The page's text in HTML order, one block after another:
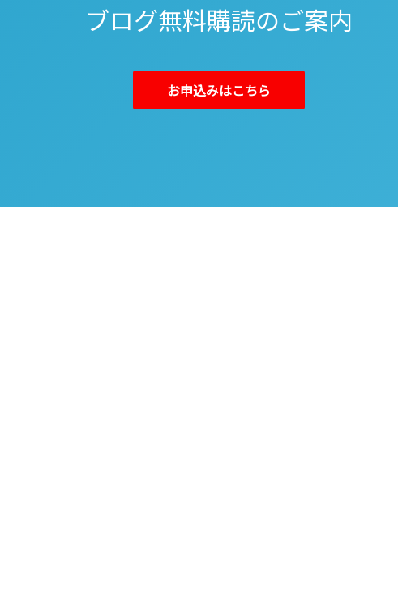
ブログ無料購読のご案内
お申込みはこちら